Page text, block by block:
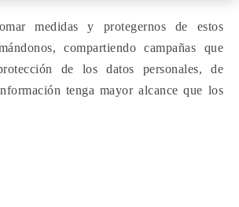
medidas y protegernos de estos
compartiendo campañas que
de los datos personales, de
tenga mayor alcance que los